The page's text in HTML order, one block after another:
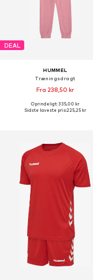
DEAL
HUMMEL
Træningsdragt
Fra 238,50 kr
Fås i mange størrelser
Oprindeligt: 335,00 kr
Sidste laveste pris:225,25 kr